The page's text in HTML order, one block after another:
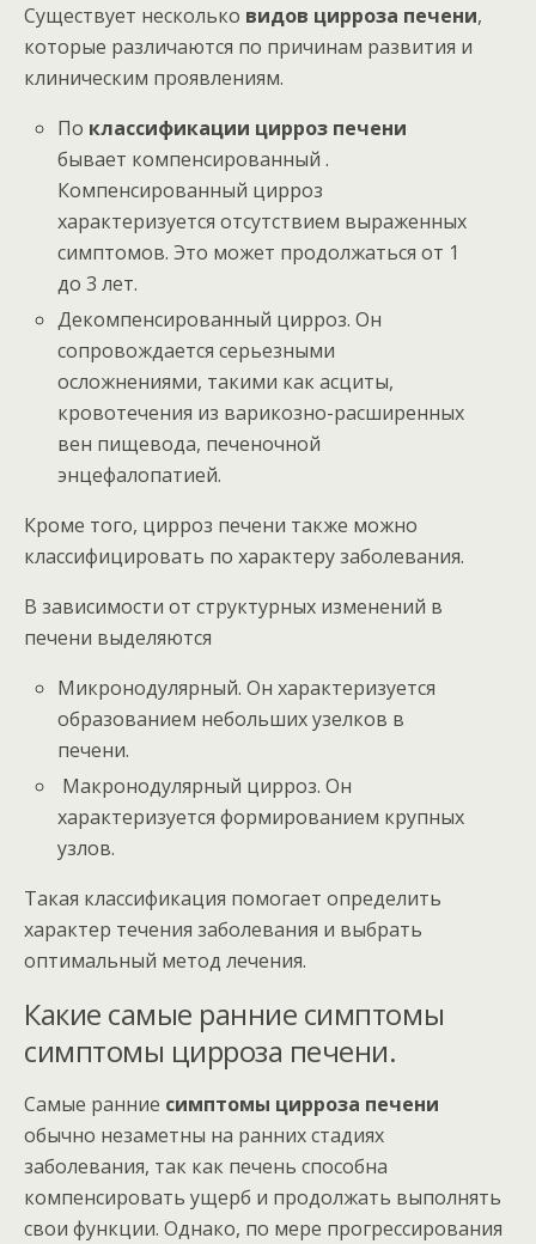
Существует несколько видов цирроза печени,
которые различаются по причинам развития и
клиническим проявлениям.
По классификации цирроз печени
бывает компенсированный .
Компенсированный цирроз
характеризуется отсутствием выраженных
симптомов. Это может продолжаться от 1
до 3 лет.
Декомпенсированный цирроз. Он
сопровождается серьезными
осложнениями, такими как асциты,
кровотечения из варикозно-расширенных
вен пищевода, печеночной
энцефалопатией.
Кроме того, цирроз печени также можно
классифицировать по характеру заболевания.
В зависимости от структурных изменений в
печени выделяются
Микронодулярный. Он характеризуется
образованием небольших узелков в
печени.
Макронодулярный цирроз. Он
характеризуется формированием крупных
узлов.
Такая классификация помогает определить
характер течения заболевания и выбрать
оптимальный метод лечения.
Какие самые ранние симптомы
симптомы цирроза печени.
Самые ранние симптомы цирроза печени
обычно незаметны на ранних стадиях
заболевания, так как печень способна
компенсировать ущерб и продолжать выполнять
свои функции. Однако, по мере прогрессирования